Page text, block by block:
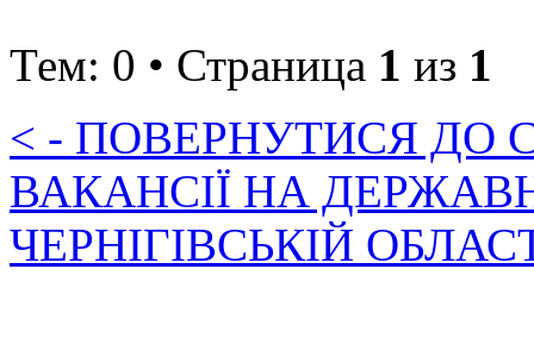
Тем: 0 • Страница 1 из 1
< - ПОВЕРНУТИСЯ ДО
ВАКАНСІЇ НА
ЧЕРНІГІВСЬКІЙ